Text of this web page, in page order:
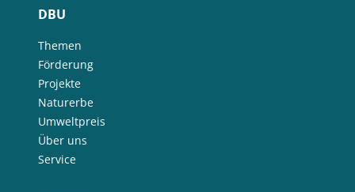
DBU
Themen
Förderung
Projekte
Naturerbe
Umweltpreis
Über uns
Service